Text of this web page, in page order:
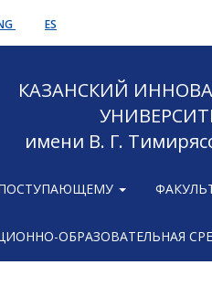
ES
КАЗАНСКИЙ
имени В. Г.
ОБРАЗОВАТЕЛЬНАЯ